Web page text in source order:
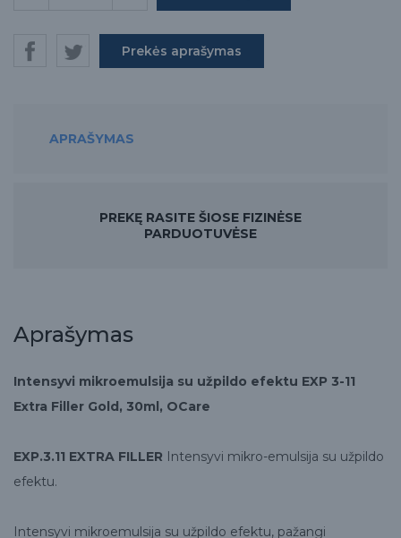
Prekės aprašymas
APRAŠYMAS
PREKĘ RASITE ŠIOSE FIZINĖSE
PARDUOTUVĖSE
Aprašymas
Intensyvi mikroemulsija su užpildo efektu EXP 3-11
Extra Filler Gold, 30ml, OCare
EXP.3.11 EXTRA FILLER Intensyvi mikro-emulsija su užpildo
efektu.
Intensyvi mikroemulsija su užpildo efektu, pažangi